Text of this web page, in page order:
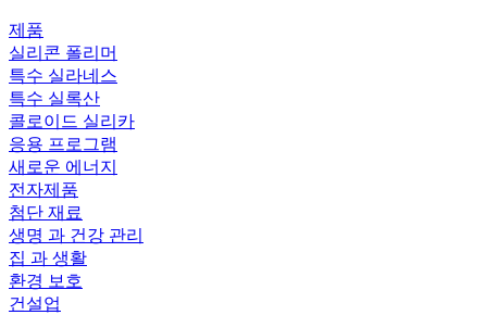
제품
실리콘 폴리머
특수 실라네스
특수 실록산
콜로이드 실리카
응용 프로그램
새로운 에너지
전자제품
첨단 재료
생명 과 건강 관리
집 과 생활
환경 보호
건설업